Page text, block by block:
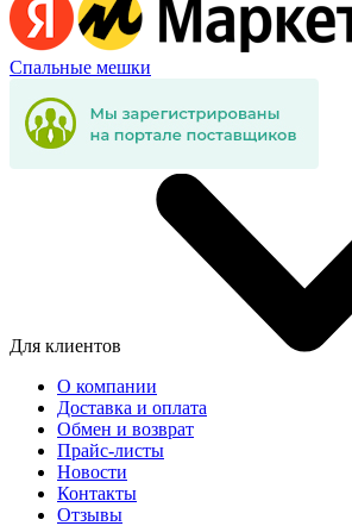
Спальные мешки
Для клиентов
О компании
Доставка и оплата
Обмен и возврат
Прайс-листы
Новости
Контакты
Отзывы